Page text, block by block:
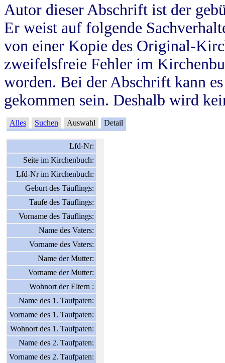
Autor dieser Abschrift ist der
Er weist auf folgende
von einer Kopie des Original-
zweifelsfreie Fehler im
worden. Bei der Abschrift kann
gekommen sein. Deshalb wird
Alles Suchen Auswahl Detail
Lfd-Nr:
Seite im Kirchenbuch:
Lfd-Nr im Kirchenbuch:
Geburt des Täuflings:
Taufe des Täuflings:
Vorname des Täuflings:
Name des Vaters:
Vorname des Vaters:
Name der Mutter:
Vorname der Mutter:
Wohnort der Eltern :
Name des 1. Taufpaten:
Vorname des 1. Taufpaten:
Wohnort des 1. Taufpaten:
Name des 2. Taufpaten:
Vorname des 2. Taufpaten: